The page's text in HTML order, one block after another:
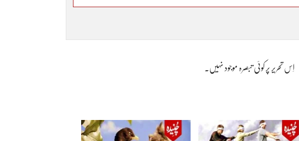
اِس تحریر پر کوئی تبصرہ موجود نہیں۔